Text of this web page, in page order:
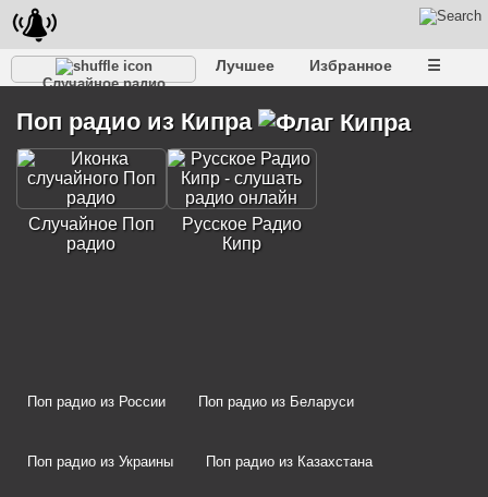
Случайное радио
Лучшее Избранное ☰
Поп радио из Кипра
Случайное Поп
радио
Русское Радио
Кипр
Поп радио из России Поп радио из Беларуси
Поп радио из Украины Поп радио из Казахстана